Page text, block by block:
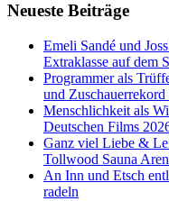
Neueste Beiträge
Emeli Sandé und
Extraklasse auf dem
Programmer als
und
Menschlichkeit als
Deutschen Films
Ganz viel Liebe &
Tollwood Sauna
An Inn und Etsch
radeln